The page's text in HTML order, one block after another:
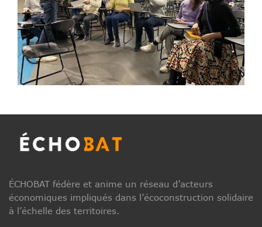
ÉCHOBAT fédère et anime un réseau d’acteurs
économiques impliqués dans l’écoconstruction solidaire
à l’échelle des territoires.